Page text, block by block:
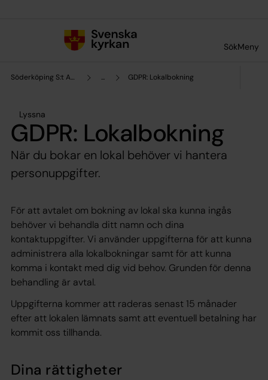
SökMeny
Söderköping S:t Anna församling ... GDPR: Lokalbokning
Lyssna
GDPR: Lokalbokning
När du bokar en lokal behöver vi hantera
personuppgifter.
För att avtalet om bokning av lokal ska kunna ingås
behöver vi behandla ditt namn och dina
kontaktuppgifter. Vi använder uppgifterna för att kunna
administrera alla lokalbokningar samt för att kunna
komma i kontakt med dig vid behov. Grunden för denna
behandling är avtal.
Uppgifterna kommer att raderas senast 15 månader
efter att lokalen lämnats samt att eventuell betalning har
kommit oss tillhanda.
Dina rättigheter